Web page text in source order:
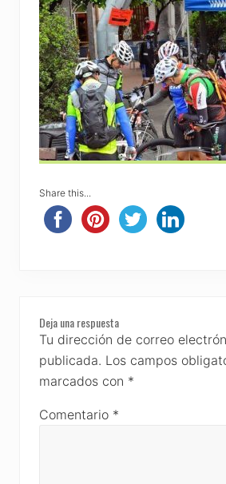
Share this...
Reader
Interactions
Deja una respuesta
Tu dirección de correo
publicada. Los campos
marcados con *
Comentario *